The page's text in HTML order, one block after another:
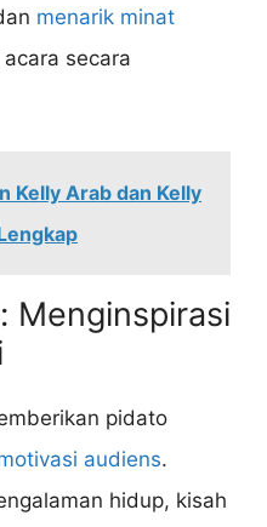
menarik minat
secara
Kelly Arab dan Kelly
Menginspirasi
pidato
audiens.
hidup, kisah